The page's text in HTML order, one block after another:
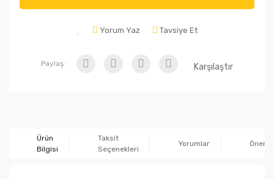
Yorum Yaz Tavsiye Et
Paylaş : Karşılaştır
Ürün
Bilgisi
Taksit
Seçenekleri
Yorumlar